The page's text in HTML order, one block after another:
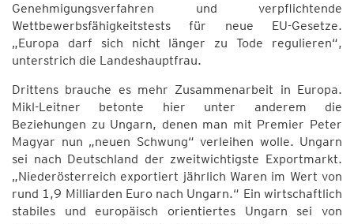
Genehmigungsverfahren und verpflichtende
Wettbewerbsfähigkeitstests für neue EU-Gesetze.
„Europa darf sich nicht länger zu Tode regulieren“,
unterstrich die Landeshauptfrau.
Drittens brauche es mehr Zusammenarbeit in Europa.
Mikl-Leitner betonte hier unter anderem die
Beziehungen zu Ungarn, denen man mit Premier Peter
Magyar nun „neuen Schwung“ verleihen wolle. Ungarn
sei nach Deutschland der zweitwichtigste Exportmarkt.
„Niederösterreich exportiert jährlich Waren im Wert von
rund 1,9 Milliarden Euro nach Ungarn.“ Ein wirtschaftlich
stabiles und europäisch orientiertes Ungarn sei von